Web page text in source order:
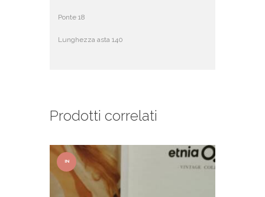
Ponte 18
Lunghezza asta 140
Prodotti correlati
IN
OFFER